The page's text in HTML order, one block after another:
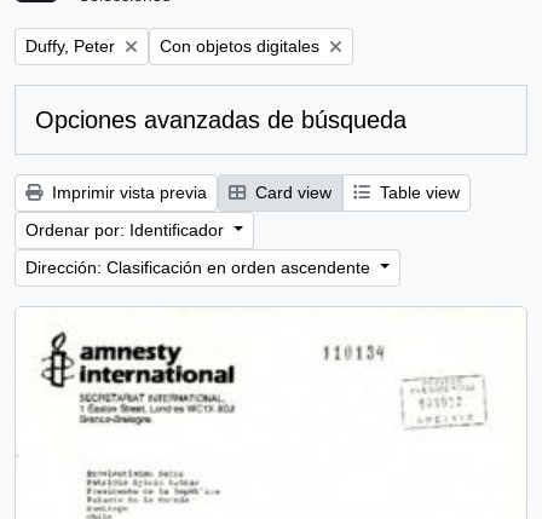
Remove filter:
Duffy, Peter Remove filter:
Con objetos digitales
Opciones avanzadas de búsqueda
Imprimir vista previa Card view
Table view
Ordenar por: Identificador
Dirección: Clasificación en orden ascendente